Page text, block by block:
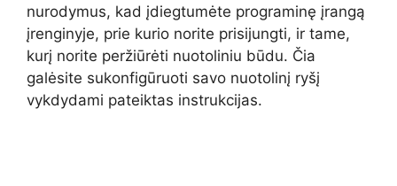
nurodymus, kad įdiegtumėte programinę įrangą
įrenginyje, prie kurio norite prisijungti, ir tame,
kurį norite peržiūrėti nuotoliniu būdu. Čia
galėsite sukonfigūruoti savo nuotolinį ryšį
vykdydami pateiktas instrukcijas.